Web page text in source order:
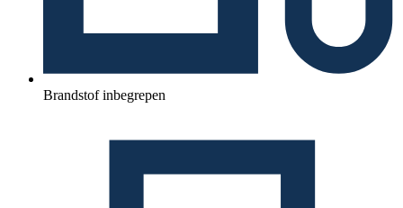
Brandstof inbegrepen